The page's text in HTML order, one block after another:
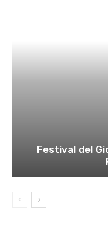
Festival del